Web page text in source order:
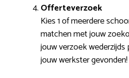
Offerteverzoek
Kies 1 of meerdere
matchen met jouw
jouw verzoek wederzijds
jouw werkster gevonden!